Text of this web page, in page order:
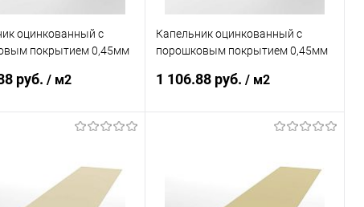
оцинкованный с
покрытием 0,45мм
руб. / м2
в 1 клик Сравнение
Капельник оцинкованный с
порошковым покрытием 0,45мм
1 106.88 руб./ м2
Купить в 1 клик Сравнение